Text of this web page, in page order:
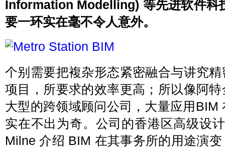
Information Modelling) 等先进软件科
要一环实在毫不令人意外。
个别需要把複杂形态紧密融合与讲究
项目，所要求的效率更高；所以像阿
大型的跨领域顾问公司，大量应用BIM
实在不出为奇。公司的香港区高级设
Milne 介绍 BIM 在其事务所的用途演